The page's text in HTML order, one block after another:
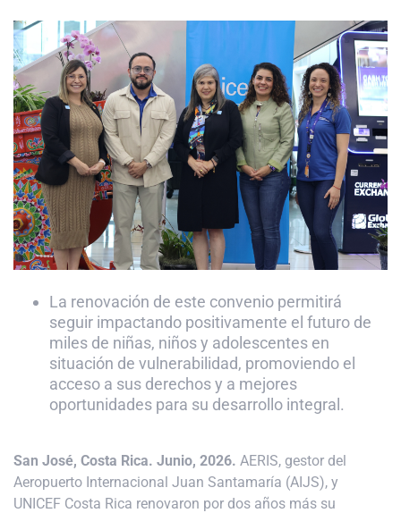
La renovación de este convenio permitirá
seguir impactando positivamente el futuro de
miles de niñas, niños y adolescentes en
situación de vulnerabilidad, promoviendo el
acceso a sus derechos y a mejores
oportunidades para su desarrollo integral.
San José, Costa Rica. Junio, 2026. AERIS, gestor del
Aeropuerto Internacional Juan Santamaría (AIJS), y
UNICEF Costa Rica renovaron por dos años más su